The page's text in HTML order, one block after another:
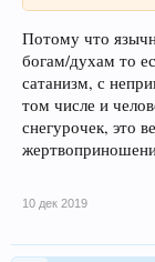
Потому что
богам/духам то
сатанизм, с
том числе и
снегурочек, это
10 дек 2019